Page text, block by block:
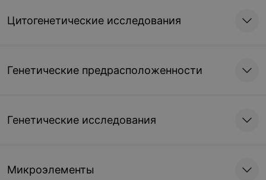
Цитогенетические исследования
Генетические предрасположенности
Генетические исследования
Микроэлементы